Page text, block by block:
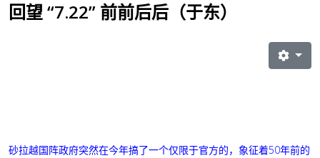
回望 “7.22” 前前后后（于东）
砂拉越国阵政府突然在今年搞了一个仅限于官方的，象征着50年前的